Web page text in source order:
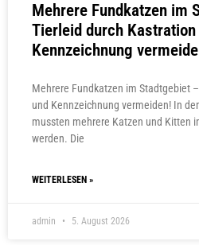
Mehrere Fundkatzen im
Tierleid durch Kastration
Kennzeichnung
Mehrere Fundkatzen im Stadtgebiet
und Kennzeichnung vermeiden! In
mussten mehrere Katzen und Kitten
werden. Die
WEITERLESEN »
admin 5. August 2026